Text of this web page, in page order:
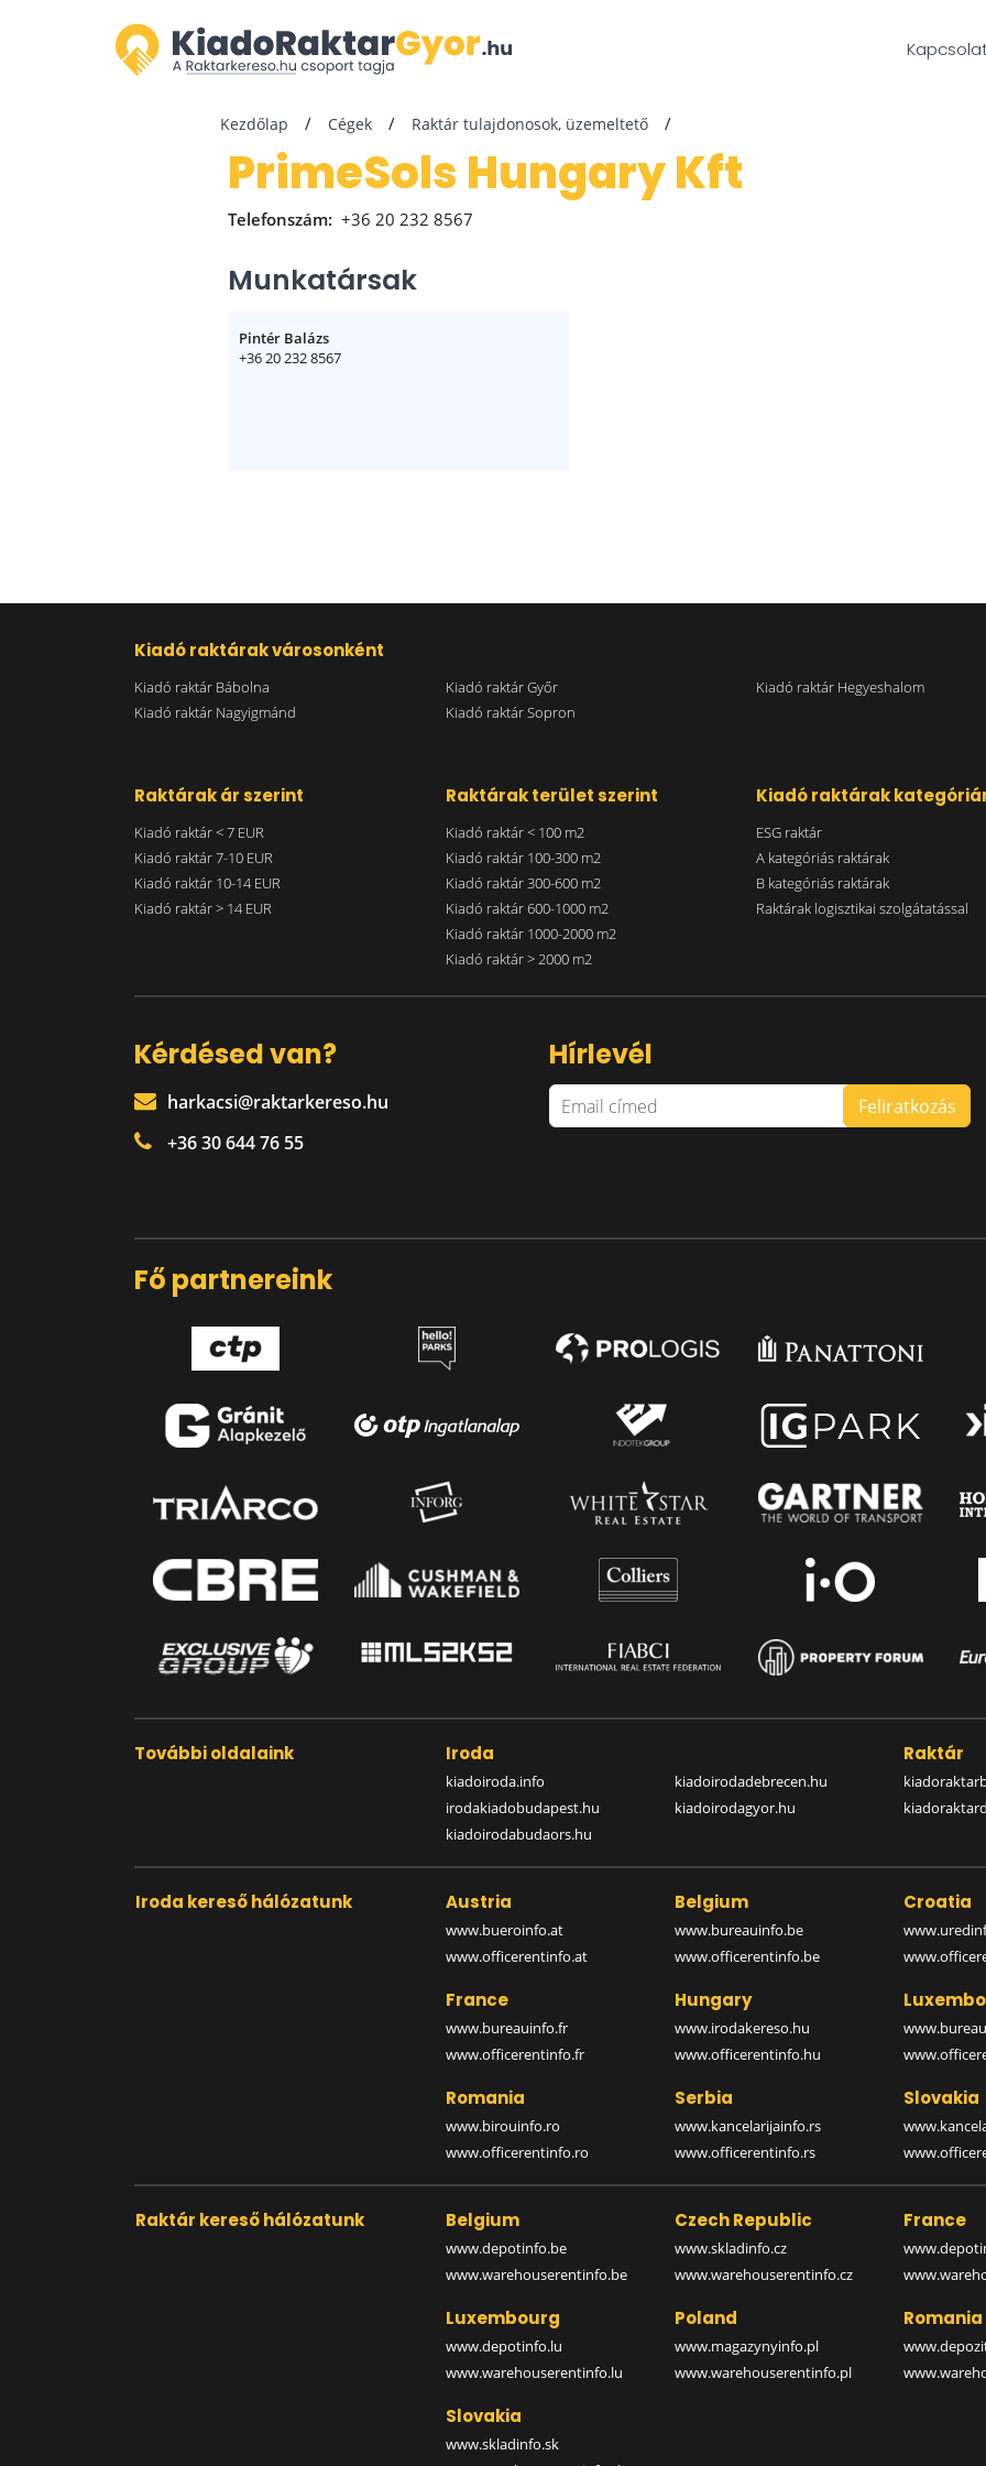
Kezdőlap Cégek Raktár tulajdonosok, üzemeltető
PrimeSols Hungary Kft
Telefonszám: +36 20 232 8567
Munkatársak
Pintér Balázs
+36 20 232 8567
Kiadó raktárak városonként
Kiadó raktár Bábolna Kiadó raktár Győr Kiadó raktár Hegyeshalom
Kiadó raktár Nagyigmánd
Kiadó raktár Sopron
Raktárak ár szerint
Kiadó raktár < 7 EUR
Kiadó raktár 7-10 EUR
Kiadó raktár 10-14 EUR
Kiadó raktár > 14 EUR
Raktárak terület szerint
Kiadó raktár < 100 m2
Kiadó raktár 100-300 m2
Kiadó raktár 300-600 m2
Kiadó raktár 600-1000 m2
Kiadó raktár 1000-2000 m2
Kiadó raktár > 2000 m2
Kiadó raktárak
ESG raktár
A kategóriás raktárak
B kategóriás raktárak
Raktárak logisztikai szolgátatással
Kérdésed van?
harkacsi@raktarkereso.hu
+36 30 644 76 55
Hírlevél
Fő partnereink
További oldalaink Iroda
kiadoiroda.info
irodakiadobudapest.hu
kiadoirodabudaors.hu
kiadoirodadebrecen.hu
kiadoirodagyor.hu
Raktár
Iroda kereső hálózatunk Austria
www.bueroinfo.at
www.officerentinfo.at
Belgium
www.bureauinfo.be
www.officerentinfo.be
Croatia
France
www.bureauinfo.fr
www.officerentinfo.fr
Hungary
www.irodakereso.hu
www.officerentinfo.hu
Romania
www.birouinfo.ro
www.officerentinfo.ro
Serbia
www.kancelarijainfo.rs
www.officerentinfo.rs
Slovakia
Raktár kereső hálózatunk Belgium
www.depotinfo.be
www.warehouserentinfo.be
Czech Republic
www.skladinfo.cz
www.warehouserentinfo.cz
France
Luxembourg
www.depotinfo.lu
www.warehouserentinfo.lu
Poland
www.magazynyinfo.pl
www.warehouserentinfo.pl
Romania
Slovakia
www.skladinfo.sk